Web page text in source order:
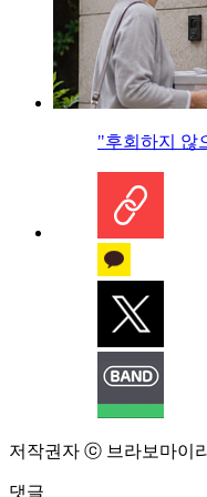
"후회하지 않
저작권자 ⓒ 브라보마이
댓글